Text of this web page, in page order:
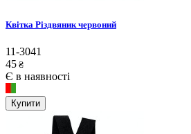
Квітка Різдвяник червоний
11-3041
45 ₴
Є в наявності
Купити